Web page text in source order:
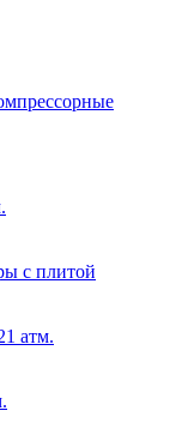
с плитой
атм.